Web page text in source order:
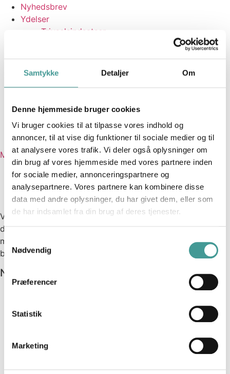
Samtykke Detaljer Om
Denne hjemmeside bruger cookies
Vi bruger cookies til at tilpasse vores indhold og
annoncer, til at vise dig funktioner til sociale medier og til
at analysere vores trafik. Vi deler også oplysninger om
din brug af vores hjemmeside med vores partnere inden
for sociale medier, annonceringspartnere og
analysepartnere. Vores partnere kan kombinere disse
data med andre oplysninger, du har givet dem, eller som
de har indsamlet fra din brug af deres tjenester.
Samtykkevalg
Nødvendig
Præferencer
Statistik
Marketing
Nyhedsbrev
Ydelser
Trivselsindsatser
Lederudvikling
HR-udvikling
Teamudvikling
Foredrag og oplæg
Kundecases
Samarbejdspartnere
Mød os
Aalborg Universitet
Vi engagerer os direkte på arbejdspladserne, skaber
dialog og inspirerer til handling, der fremmer
medarbejdertrivsel og motivation – og giver bonus på
bundlinjen!
Nyttige links
Events
Forskningsprojekter
Podcast